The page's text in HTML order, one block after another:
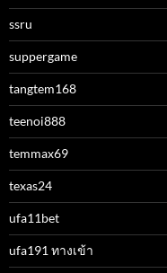
ssru
suppergame
tangtem168
teenoi888
temmax69
texas24
ufa11bet
ufa191 ทางเข้า